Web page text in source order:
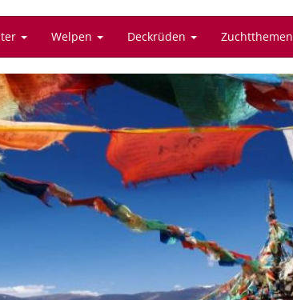
Welpen Deckrüden Zuchtthemen